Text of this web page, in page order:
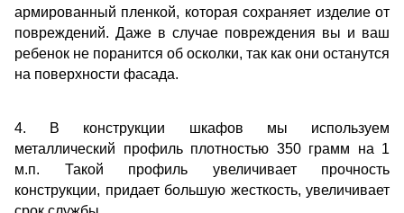
армированный пленкой, которая сохраняет изделие от
повреждений. Даже в случае повреждения вы и ваш
ребенок не поранится об осколки, так как они останутся
на поверхности фасада.
4. В конструкции шкафов мы используем
металлический профиль плотностью 350 грамм на 1
м.п. Такой профиль увеличивает прочность
конструкции, придает большую жесткость, увеличивает